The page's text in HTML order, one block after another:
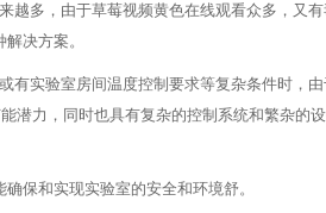
，由于草莓视频黄色在线观看众多，又有
方案。
实验室房间温度控制要求等复杂条件时，
，同时也具有复杂的控制系统和繁杂的设
和实现实验室的安全和环境舒。